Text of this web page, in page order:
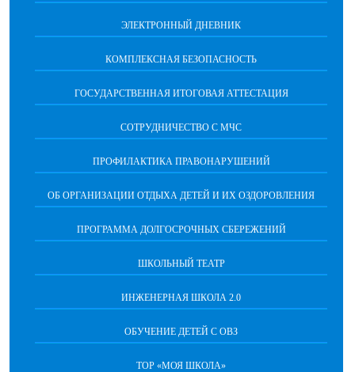
ЭЛЕКТРОННЫЙ ДНЕВНИК
КОМПЛЕКСНАЯ БЕЗОПАСНОСТЬ
ГОСУДАРСТВЕННАЯ ИТОГОВАЯ АТТЕСТАЦИЯ
CОТРУДНИЧЕСТВО С МЧС
ПРОФИЛАКТИКА ПРАВОНАРУШЕНИЙ
ОБ ОРГАНИЗАЦИИ ОТДЫХА ДЕТЕЙ И ИХ ОЗДОРОВЛЕНИЯ
ПРОГРАММА ДОЛГОСРОЧНЫХ СБЕРЕЖЕНИЙ
ШКОЛЬНЫЙ ТЕАТР
ИНЖЕНЕРНАЯ ШКОЛА 2.0
ОБУЧЕНИЕ ДЕТЕЙ С ОВЗ
ТОР «МОЯ ШКОЛА»